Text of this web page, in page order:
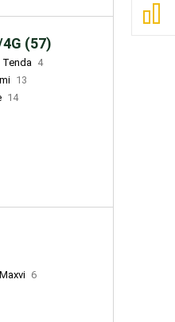
(57)
Tenda 4
13
14
Maxvi 6